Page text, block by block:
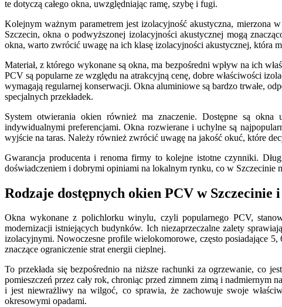
te dotyczą całego okna, uwzględniając ramę, szybę i fugi.
Kolejnym ważnym parametrem jest izolacyjność akustyczna, mierzona
Szczecin, okna o podwyższonej izolacyjności akustycznej mogą
okna, warto zwrócić uwagę na ich klasę izolacyjności akustycznej, która
Materiał, z którego wykonane są okna, ma bezpośredni wpływ na ich
PCV są popularne ze względu na atrakcyjną cenę, dobre właściwości
wymagają regularnej konserwacji. Okna aluminiowe są bardzo trwałe,
specjalnych przekładek.
System otwierania okien również ma znaczenie. Dostępne są
indywidualnymi preferencjami. Okna rozwierane i uchylne są
wyjście na taras. Należy również zwrócić uwagę na jakość okuć, które
Gwarancja producenta i renoma firmy to kolejne istotne czynniki.
doświadczeniem i dobrymi opiniami na lokalnym rynku, co w Szczecinie
Rodzaje dostępnych okien PCV w Szczecinie
Okna wykonane z polichlorku winylu, czyli popularnego PCV,
modernizacji istniejących budynków. Ich niezaprzeczalne zalety
izolacyjnymi. Nowoczesne profile wielokomorowe, często posiadające
znaczące ograniczenie strat energii cieplnej.
To przekłada się bezpośrednio na niższe rachunki za ogrzewanie, co
pomieszczeń przez cały rok, chroniąc przed zimnem zimą i nadmiernym
i jest niewrażliwy na wilgoć, co sprawia, że zachowuje swoje
okresowymi opadami.